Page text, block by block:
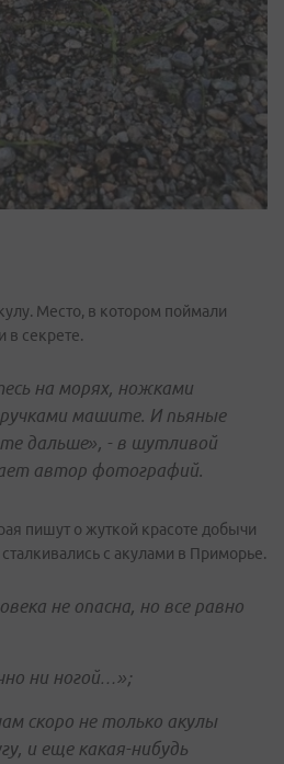
Место, в котором поймали
в секрете.
на морях, ножками
машите. И пьяные
дальше», - в шутливой
автор фотографий.
пишут о жуткой красоте добычи
с акулами в Приморье.
не опасна, но все равно
ни ногой…»;
скоро не только акулы
и еще какая-нибудь